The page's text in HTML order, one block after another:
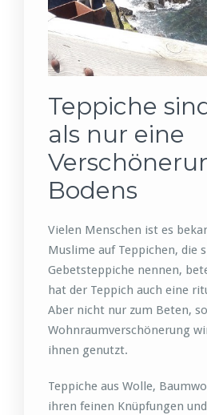
Teppiche
als nur eine
Bodens
Vielen Menschen ist es
Muslime auf Teppichen, die
Gebetsteppiche nennen,
hat der Teppich auch eine
Aber nicht nur zum Beten,
Wohnraumverschönerung
ihnen genutzt.
Teppiche aus Wolle,
ihren feinen Knüpfungen